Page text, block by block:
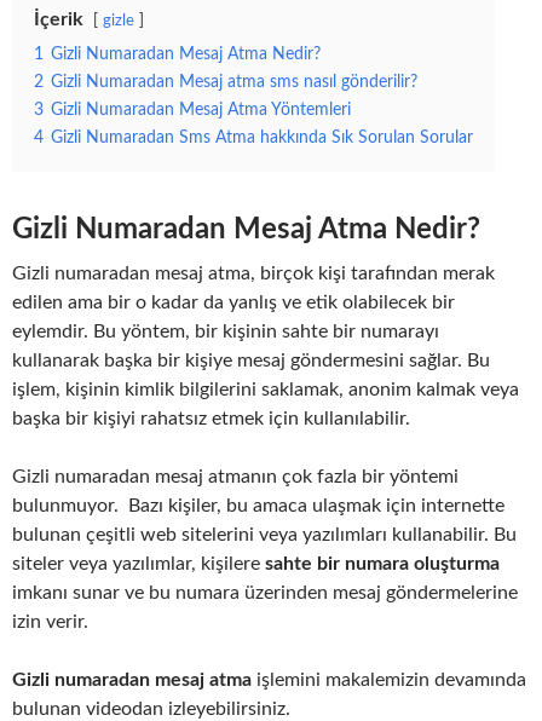
İçerik gizle
1 Gizli Numaradan Mesaj Atma Nedir?
2 Gizli Numaradan Mesaj atma sms nasıl gönderilir?
3 Gizli Numaradan Mesaj Atma Yöntemleri
4 Gizli Numaradan Sms Atma hakkında Sık Sorulan Sorular
Gizli Numaradan Mesaj Atma Nedir?
Gizli numaradan mesaj atma, birçok kişi tarafından merak
edilen ama bir o kadar da yanlış ve etik olabilecek bir
eylemdir. Bu yöntem, bir kişinin sahte bir numarayı
kullanarak başka bir kişiye mesaj göndermesini sağlar. Bu
işlem, kişinin kimlik bilgilerini saklamak, anonim kalmak veya
başka bir kişiyi rahatsız etmek için kullanılabilir.
Gizli numaradan mesaj atmanın çok fazla bir yöntemi
bulunmuyor. Bazı kişiler, bu amaca ulaşmak için internette
bulunan çeşitli web sitelerini veya yazılımları kullanabilir. Bu
siteler veya yazılımlar, kişilere sahte bir numara oluşturma
imkanı sunar ve bu numara üzerinden mesaj göndermelerine
izin verir.
Gizli numaradan mesaj atma işlemini makalemizin devamında
bulunan videodan izleyebilirsiniz.